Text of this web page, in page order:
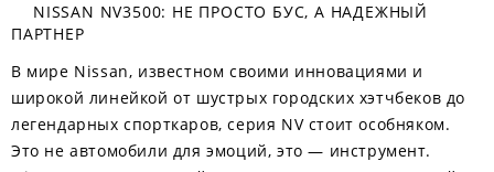
NISSAN NV3500: НЕ ПРОСТО БУС, А НАДЕЖНЫЙ
ПАРТНЕР
В мире Nissan, известном своими инновациями и
широкой линейкой от шустрых городских хэтчбеков до
легендарных спорткаров, серия NV стоит особняком.
Это не автомобили для эмоций, это — инструмент.